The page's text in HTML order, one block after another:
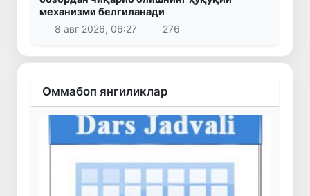
механизми белгиланади
8 авг 2026, 06:27
276
Оммабоп янгиликлар